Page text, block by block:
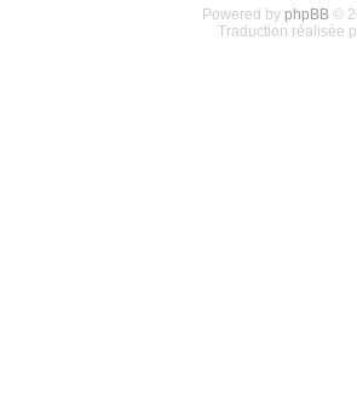
Powered by phpBB©
Traduction réalisée